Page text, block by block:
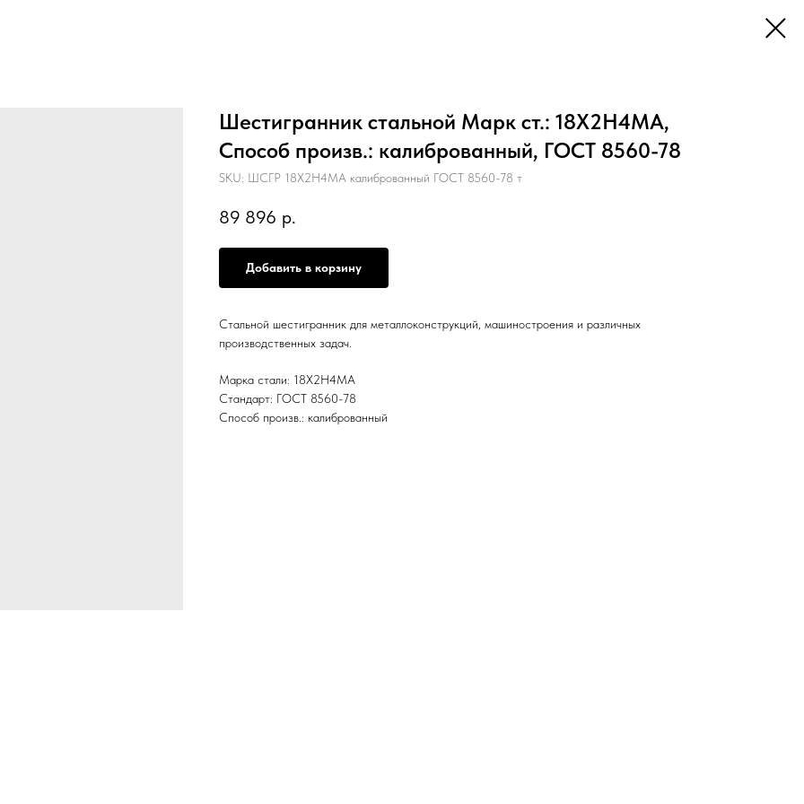
Шестигранник стальной Марк ст.: 18Х2Н4МА,
Способ произв.: калиброванный, ГОСТ 8560-78
SKU: ШСГР 18Х2Н4МА калиброванный ГОСТ 8560-78 т
89 896 р.
Добавить в корзину
Стальной шестигранник для металлоконструкций, машиностроения и различных
производственных задач.
Марка стали: 18Х2Н4МА
Стандарт: ГОСТ 8560-78
Способ произв.: калиброванный